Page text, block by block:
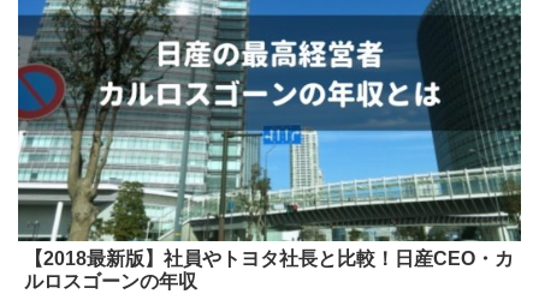
【2018最新版】社員やトヨタ社長と比較！日産CEO・カ
ルロスゴーンの年収